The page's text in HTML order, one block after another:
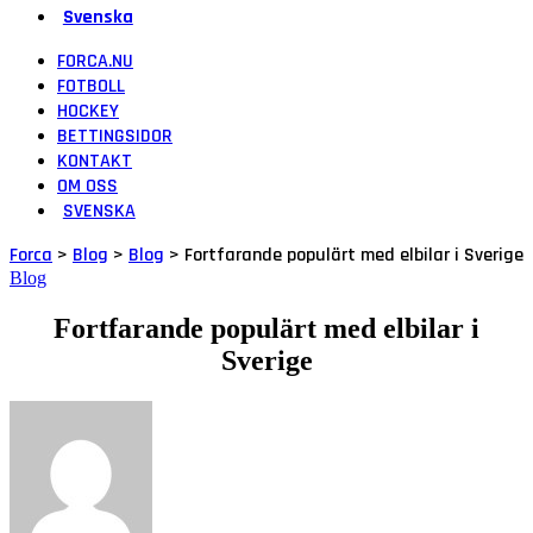
Svenska
FORCA.NU
FOTBOLL
HOCKEY
BETTINGSIDOR
KONTAKT
OM OSS
SVENSKA
Forca > Blog > Blog > Fortfarande populärt med elbilar i Sverige
Blog
Fortfarande populärt med elbilar i
Sverige